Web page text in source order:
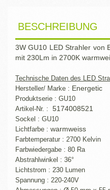
BESCHREIBUNG
3W GU10 LED Strahler von
mit 230Lm in 2700K
Technische Daten des LED
Hersteller/ Marke : Energetic
Produktserie : GU10
Artikel-Nr. : 5174008521
Sockel : GU10
Lichtfarbe : warmweiss
Farbtemperatur : 2700 Kelvin
Farbwiedergabe : 80 Ra
Abstrahlwinkel : 36°
Lichtstrom : 230 Lumen
Spannung : 220-240V